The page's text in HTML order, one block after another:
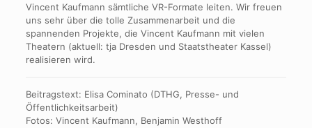
Vincent Kaufmann sämtliche VR-Formate leiten. Wir freuen
uns sehr über die tolle Zusammenarbeit und die
spannenden Projekte, die Vincent Kaufmann mit vielen
Theatern (aktuell: tja Dresden und Staatstheater Kassel)
realisieren wird.
Beitragstext: Elisa Cominato (DTHG, Presse- und
Öffentlichkeitsarbeit)
Fotos: Vincent Kaufmann, Benjamin Westhoff